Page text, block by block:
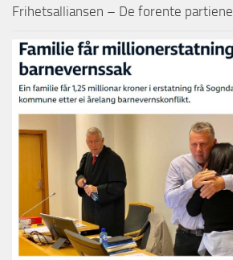
Frihetsalliansen – De forente partiene